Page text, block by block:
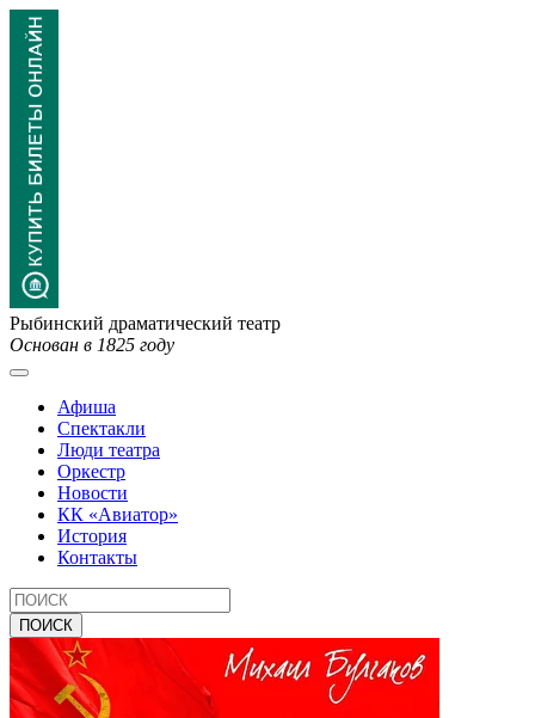
Рыбинский драматический театр
Основан в 1825 году
Афиша
Спектакли
Люди театра
Оркестр
Новости
КК «Авиатор»
История
Контакты